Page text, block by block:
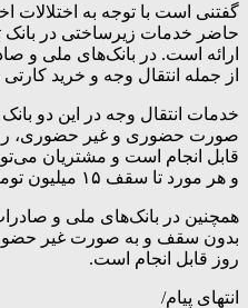
گفتنی است با توجه به اختلالات
حاضر خدمات زیرساختی در
ارائه است. در بانک‌های ملی و
از جمله انتقال وجه و خرید
خدمات انتقال وجه در این دو
و هر مورد تا سقف ۱۵ میلیون تومان انجام دهند.
همچنین در بانک‌های ملی و
روز قابل انجام است.
انتهای پیام/